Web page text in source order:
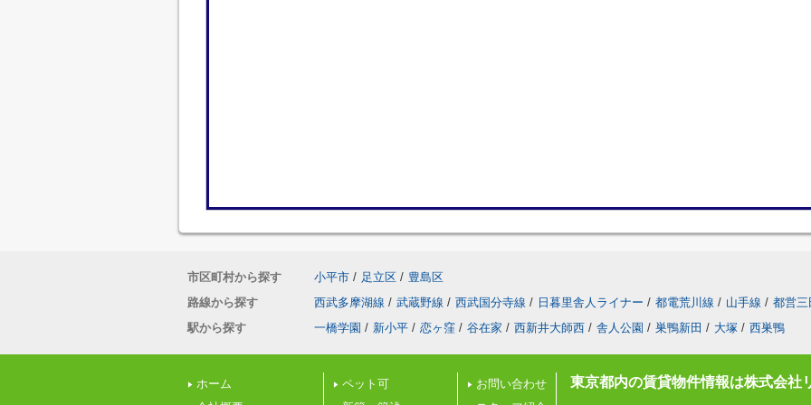
市区町村から探す 小平市 / 足立区 / 豊島区
路線から探す
西武多摩湖線 / 武蔵野線 / 西武国分寺線 / 日暮里舎人ライナー / 都電荒川線 / 山手線 / 都営三
駅から探す
一橋学園 / 新小平 / 恋ヶ窪 / 谷在家 / 西新井大師西 / 舎人公園 / 巣鴨新田 / 大塚 / 西巣鴨
ホーム
ペット可
お問い合わせ
東京都内の賃貸物件情報は株式会社